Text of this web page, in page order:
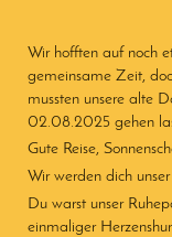
Wir hofften auf noch
gemeinsame Zeit,
mussten unsere alte
02.08.2025 gehen
Gute Reise,
Wir werden dich
Du warst unser
einmaliger